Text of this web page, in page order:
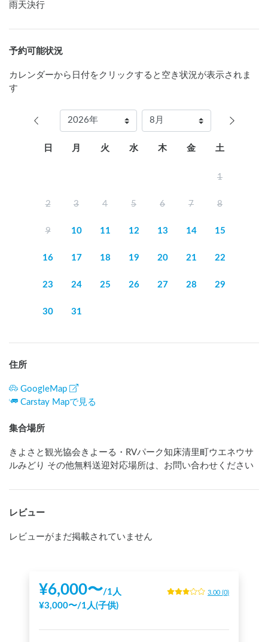
雨天決行
予約可能状況
カレンダーから日付をクリックすると空き状況が表示されま
す
日 月 火 水 木 金 土
1
2 3 4 5 6 7 8
9 10 11 12 13 14 15
16 17 18 19 20 21 22
23 24 25 26 27 28 29
30 31
住所
GoogleMap
Carstay Mapで見る
集合場所
きよさと観光協会きよーる・RVパーク知床清里町ウエネウサ
ルみどり その他無料送迎対応場所は、お問い合わせください
レビュー
レビューがまだ掲載されていません
¥6,000〜/1人
¥3,000〜/1人(子供)
3.00 (0)